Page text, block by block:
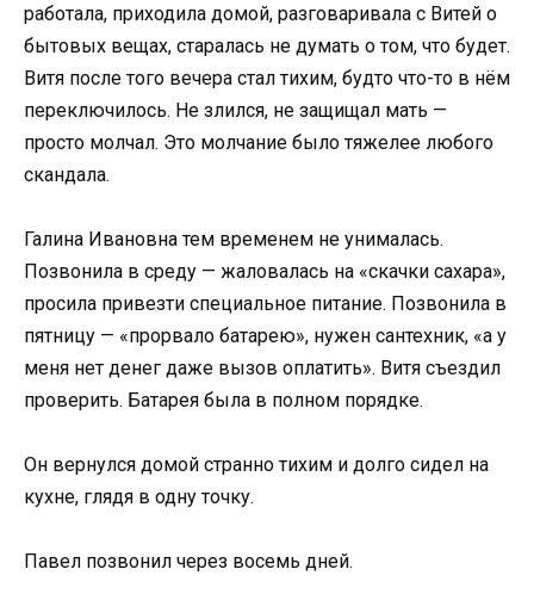
работала, приходила домой, разговаривала с Витей о
бытовых вещах, старалась не думать о том, что будет.
Витя после того вечера стал тихим, будто что-то в нём
переключилось. Не злился, не защищал мать —
просто молчал. Это молчание было тяжелее любого
скандала.
Галина Ивановна тем временем не унималась.
Позвонила в среду — жаловалась на «скачки сахара»,
просила привезти специальное питание. Позвонила в
пятницу — «прорвало батарею», нужен сантехник, «а у
меня нет денег даже вызов оплатить». Витя съездил
проверить. Батарея была в полном порядке.
Он вернулся домой странно тихим и долго сидел на
кухне, глядя в одну точку.
Павел позвонил через восемь дней.